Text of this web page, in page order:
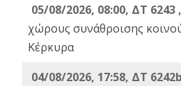
05/08/2026, 08:00, ΔΤ 6243 ,
χώρους συνάθροισης
Κέρκυρα
04/08/2026, 17:58, ΔΤ